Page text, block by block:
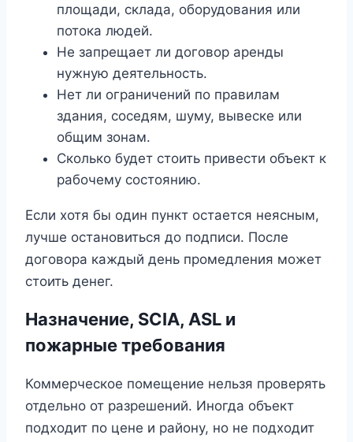
площади, склада, оборудования или
потока людей.
Не запрещает ли договор аренды
нужную деятельность.
Нет ли ограничений по правилам
здания, соседям, шуму, вывеске или
общим зонам.
Сколько будет стоить привести объект к
рабочему состоянию.
Если хотя бы один пункт остается неясным,
лучше остановиться до подписи. После
договора каждый день промедления может
стоить денег.
Назначение, SCIA, ASL и
пожарные требования
Коммерческое помещение нельзя проверять
отдельно от разрешений. Иногда объект
подходит по цене и району, но не подходит